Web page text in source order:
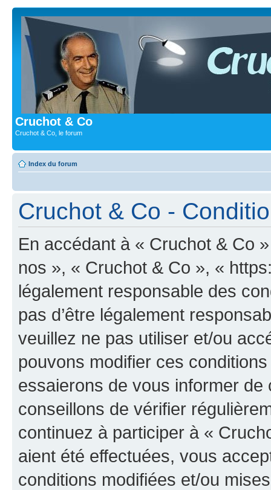
Cruchot & Co
Cruchot & Co, le forum
Index du forum
Cruchot & Co -
En accédant à « Cruchot & Co
nos », « Cruchot & Co », «
légalement responsable des
pas d’être légalement
veuillez ne pas utiliser et/ou
pouvons modifier ces
essaierons de vous informer
conseillons de vérifier
continuez à participer à «
aient été effectuées, vous
conditions modifiées et/ou